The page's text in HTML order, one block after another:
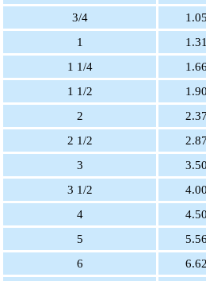
3/4
1
1 1/4
1 1/2
2
2 1/2
3
3 1/2
4
5
6